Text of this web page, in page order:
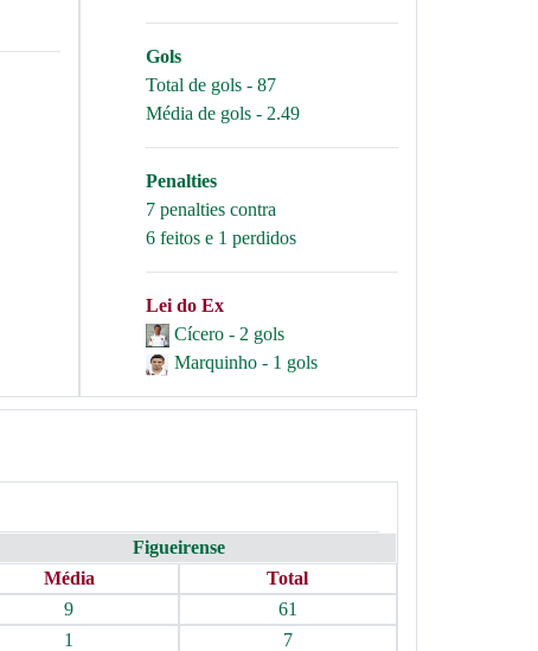
Gols
Total de gols - 87
Média de gols - 2.49
Penalties
7 penalties contra
6 feitos e 1 perdidos
Lei do Ex
Cícero - 2 gols
Marquinho - 1 gols
Figueirense
Média
Total
9
61
1
7